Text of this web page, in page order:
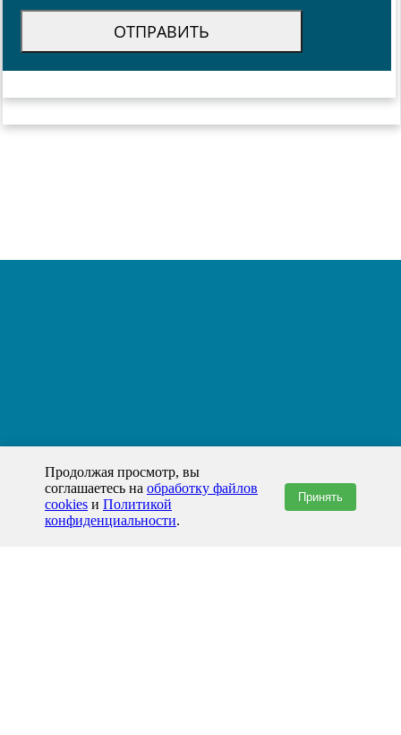
Продолжая просмотр, вы
соглашаетесь на обработку файлов
cookies и Политикой
конфиденциальности.
Принять